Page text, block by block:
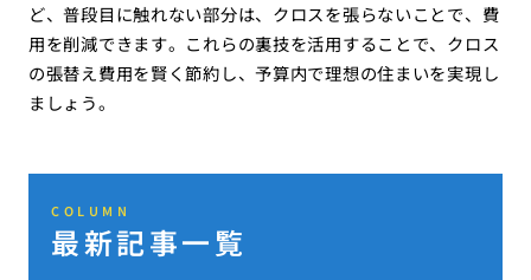
ど、普段目に触れない部分は、クロスを張らないことで、費
用を削減できます。これらの裏技を活用することで、クロス
の張替え費用を賢く節約し、予算内で理想の住まいを実現し
ましょう。
COLUMN
最新記事一覧